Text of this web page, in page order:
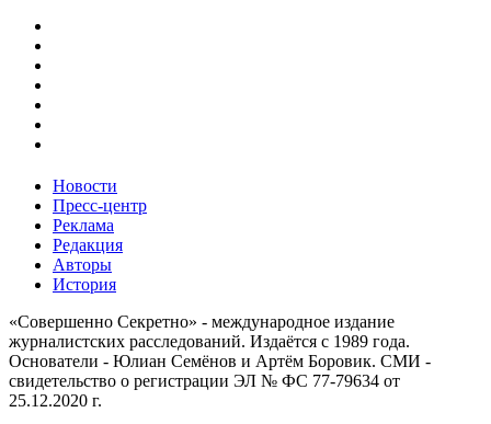
Новости
Пресс-центр
Реклама
Редакция
Авторы
История
«Совершенно Секретно» - международное издание
журналистских расследований. Издаётся с 1989 года.
Основатели - Юлиан Семёнов и Артём Боровик. CМИ -
свидетельство о регистрации ЭЛ № ФС 77-79634 от
25.12.2020 г.